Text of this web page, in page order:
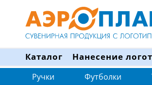
Каталог Нанесение
Ручки Футболки